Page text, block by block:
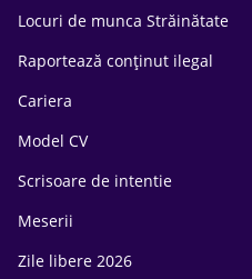
Locuri de munca Străinătate
Raportează conținut ilegal
Cariera
Model CV
Scrisoare de intentie
Meserii
Zile libere 2026